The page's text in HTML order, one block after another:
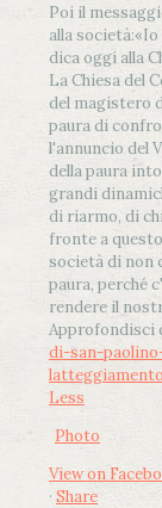
Poi il
alla società:«Io
dica oggi alla
La Chiesa del
del magistero
paura di
l'annuncio del
della paura
grandi
di riarmo, di
fronte a
società di non
paura, perché
rendere il
Approfondisci
di-san-
Less
Photo
View on
· Share